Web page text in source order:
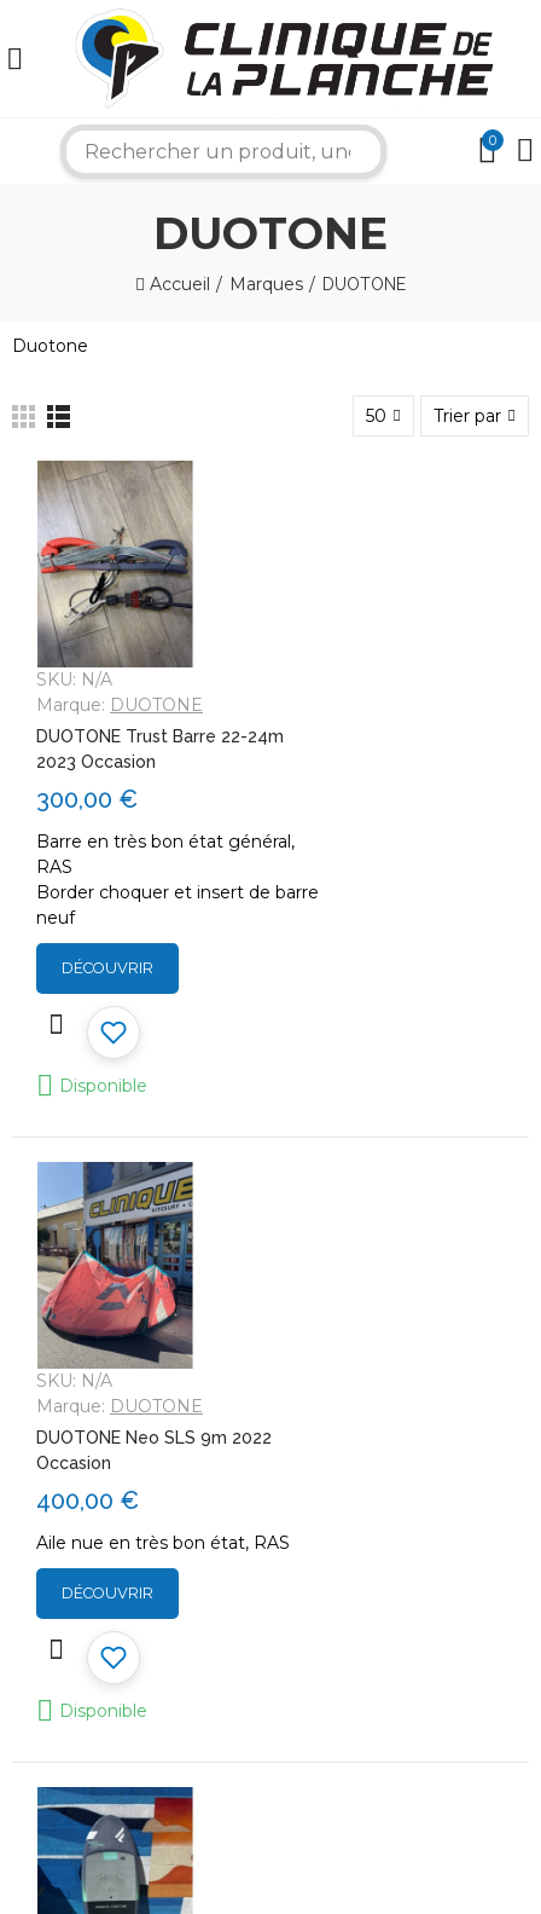
0
DUOTONE
Accueil Marques DUOTONE
Duotone
50 Trier par
SKU: N/A
Marque: DUOTONE
DUOTONE Trust Barre 22-24m
2023 Occasion
300,00 €
Barre en très bon état général,
RAS
Border choquer et insert de barre
neuf
DÉCOUVRIR
Disponible
SKU: N/A
Marque: DUOTONE
DUOTONE Neo SLS 9m 2022
Occasion
400,00 €
Aile nue en très bon état, RAS
DÉCOUVRIR
Disponible
Bonjour ! Je suis votre expert nautique.
Comment puis-je vous aider aujourd'hui ?